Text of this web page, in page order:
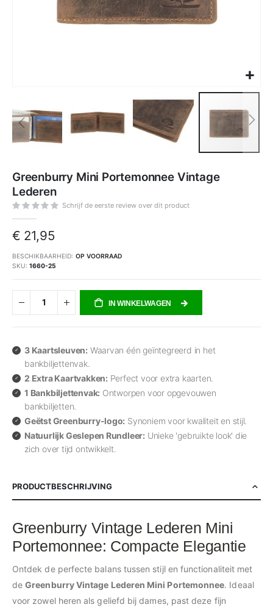
het
begin
van
de
afbeeldingen-
gallerij
Greenburry Mini Portemonnee Vintage
Lederen
Schrijf de eerste review over dit product
€ 21,95
BESCHIKBAARHEID: OP VOORRAAD
SKU 1660-25
IN WINKELWAGEN
3 Kaartsleuven: Waarvan één geïntegreerd in het
bankbiljettenvak.
2 Extra Kaartvakken: Perfect voor extra kaarten.
1 Bankbiljettenvak: Ontworpen voor opgevouwen
bankbiljetten.
Geëtst Greenburry-logo: Synoniem voor kwaliteit en stijl.
Natuurlijk Geslepen Rundleer: Unieke 'gebruikte look' die
zich over tijd ontwikkelt.
PRODUCTBESCHRIJVING
Greenburry Vintage Lederen Mini
Portemonnee: Compacte Elegantie
Ontdek de perfecte balans tussen stijl en functionaliteit met
deGreenburry Vintage Lederen Mini Portemonnee. Ideaal
voor zowel heren als geliefd bij dames, past deze fijn